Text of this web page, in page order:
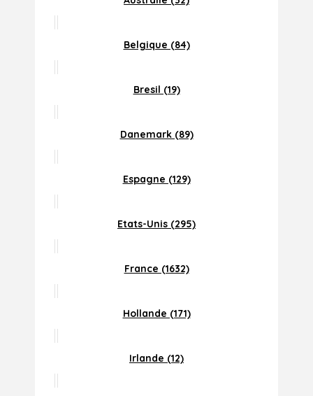
Belgique (84)
Bresil (19)
Danemark (89)
Espagne (129)
Etats-Unis (295)
France (1632)
Hollande (171)
Irlande (12)